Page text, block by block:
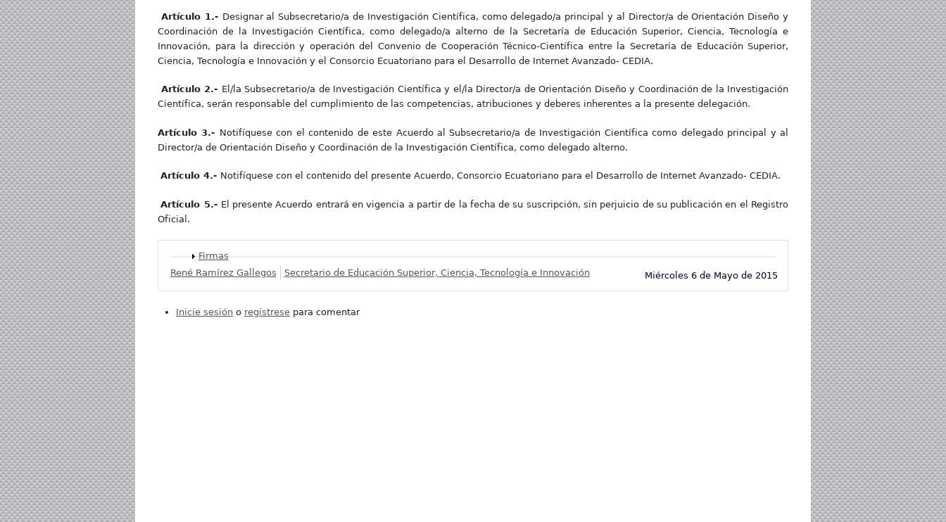
Artículo 1.- Designar al Subsecretario/a de Investigación Científica, como delegado/a principal y al Director/a de Orientación Diseño y
Coordinación de la Investigación Científica, como delegado/a alterno de la Secretaría de Educación Superior, Ciencia, Tecnología e
Innovación, para la dirección y operación del Convenio de Cooperación Técnico-Científica entre la Secretaría de Educación Superior,
Ciencia, Tecnología e Innovación y el Consorcio Ecuatoriano para el Desarrollo de Internet Avanzado- CEDIA.
Artículo 2.- El/la Subsecretario/a de Investigación Científica y el/la Director/a de Orientación Diseño y Coordinación de la Investigación
Científica, serán responsable del cumplimiento de las competencias, atribuciones y deberes inherentes a la presente delegación.
Artículo 3.- Notifíquese con el contenido de este Acuerdo al Subsecretario/a de Investigación Científica como delegado principal y al
Director/a de Orientación Diseño y Coordinación de la Investigación Científica, como delegado alterno.
Artículo 4.- Notifíquese con el contenido del presente Acuerdo, Consorcio Ecuatoriano para el Desarrollo de Internet Avanzado- CEDIA.
Artículo 5.- El presente Acuerdo entrará en vigencia a partir de la fecha de su suscripción, sin perjuicio de su publicación en el Registro
Oficial.
Mostrar
Firmas
Miércoles 6 de Mayo de 2015
René Ramírez Gallegos Secretario de Educación Superior, Ciencia, Tecnología e Innovación
Inicie sesión o regístrese para comentar